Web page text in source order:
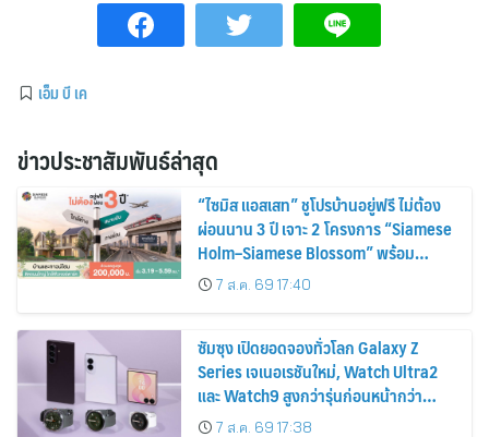
เอ็ม บี เค
ข่าวประชาสัมพันธ์ล่าสุด
“ไซมิส แอสเสท” ชูโปรบ้านอยู่ฟรี ไม่ต้อง
ผ่อนนาน 3 ปี เจาะ 2 โครงการ “Siamese
Holm–Siamese Blossom” พร้อม
ส่วนลดและสิทธิพิเศษถึง 31 สิงหาคม
2569
7 ส.ค. 69 17:40
ซัมซุง เปิดยอดจองทั่วโลก Galaxy Z
Series เจเนอเรชันใหม่, Watch Ultra2
และ Watch9 สูงกว่ารุ่นก่อนหน้ากว่า
30%7 ส.ค. 69 17:38